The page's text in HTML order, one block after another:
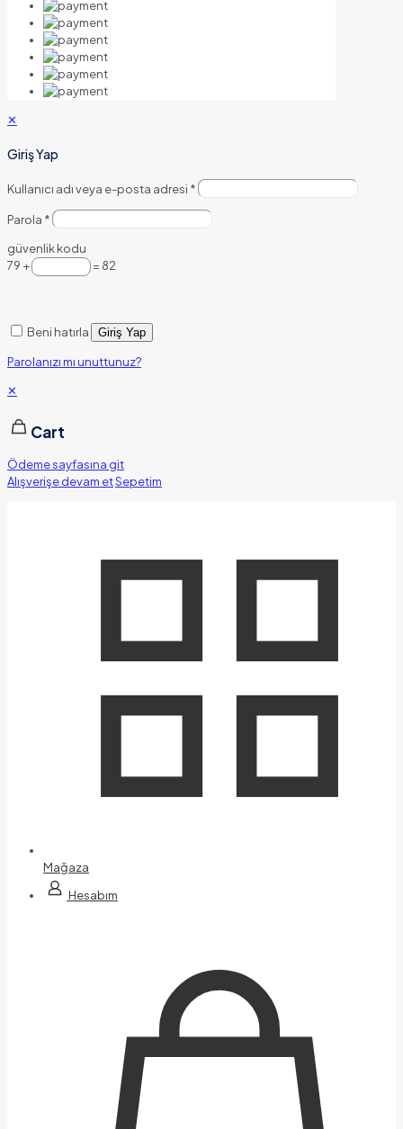
✕
Giriş Yap
Kullanıcı adı veya e-posta adresi *
Parola *
güvenlik kodu
79 +
= 82
Beni hatırla Giriş Yap
Parolanızı mı unuttunuz?
✕
Cart
Ödeme sayfasına git
Alışverişe devam etSepetim
Mağaza
Hesabım